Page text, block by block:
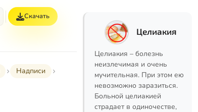
Скачать
Надписи
Целиакия
Целиакия – болезнь
неизлечимая и очень
мучительная. При этом ею
невозможно заразиться.
Больной целиакией
страдает в одиночестве,